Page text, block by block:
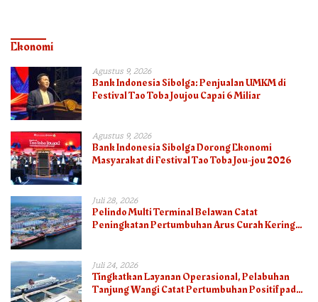
Ekonomi
Agustus 9, 2026
Bank Indonesia Sibolga: Penjualan UMKM di
Festival Tao Toba Joujou Capai 6 Miliar
Agustus 9, 2026
Bank Indonesia Sibolga Dorong Ekonomi
Masyarakat di Festival Tao Toba Jou-jou 2026
Juli 28, 2026
Pelindo Multi Terminal Belawan Catat
Peningkatan Pertumbuhan Arus Curah Kering
Juli 24, 2026
Tingkatkan Layanan Operasional, Pelabuhan
Tanjung Wangi Catat Pertumbuhan Positif pada